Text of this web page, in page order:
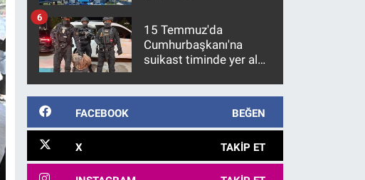
15 Temmuz'da
Cumhurbaşkanı'na
suikast timinde yer alan
10 yıl sonra yakalandı
6
FACEBOOK BEĞEN
X TAKIP ET